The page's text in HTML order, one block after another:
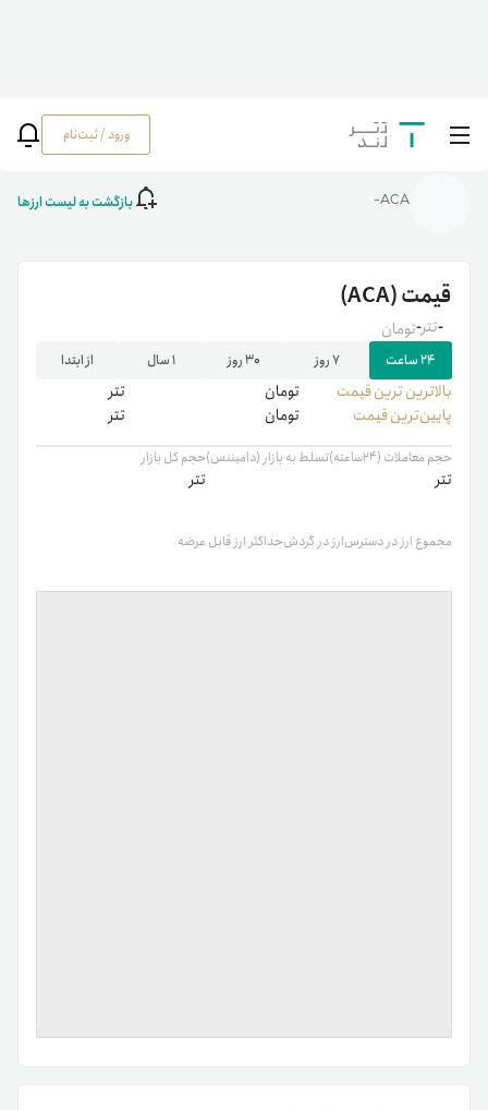
ورود / ثبت‌نام خانه رمزارزها/
ACA
ACA- بازگشت به لیست ارزها
قیمت(ACA)
-تومان -تتر
۲۴ ساعت ۷ روز ۳۰ روز ۱ سال از ابتدا
بالاترین ‌ترین قیمت تومان
تتر
پایین‌ترین قیمت
تومان تتر
حجم معاملات (۲۴ساعته)
تتر
تسلط به بازار (دامیننس)حجم کل بازار
تتر
مجموع ارز در دسترسارز در گردشحداکثر ارز قابل عرضه